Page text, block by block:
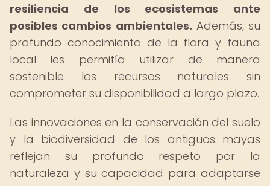
resiliencia de los ecosistemas ante
posibles cambios ambientales. Además, su
profundo conocimiento de la flora y fauna
local les permitía utilizar de manera
sostenible los recursos naturales sin
comprometer su disponibilidad a largo plazo.
Las innovaciones en la conservación del suelo
y la biodiversidad de los antiguos mayas
reflejan su profundo respeto por la
naturaleza y su capacidad para adaptarse